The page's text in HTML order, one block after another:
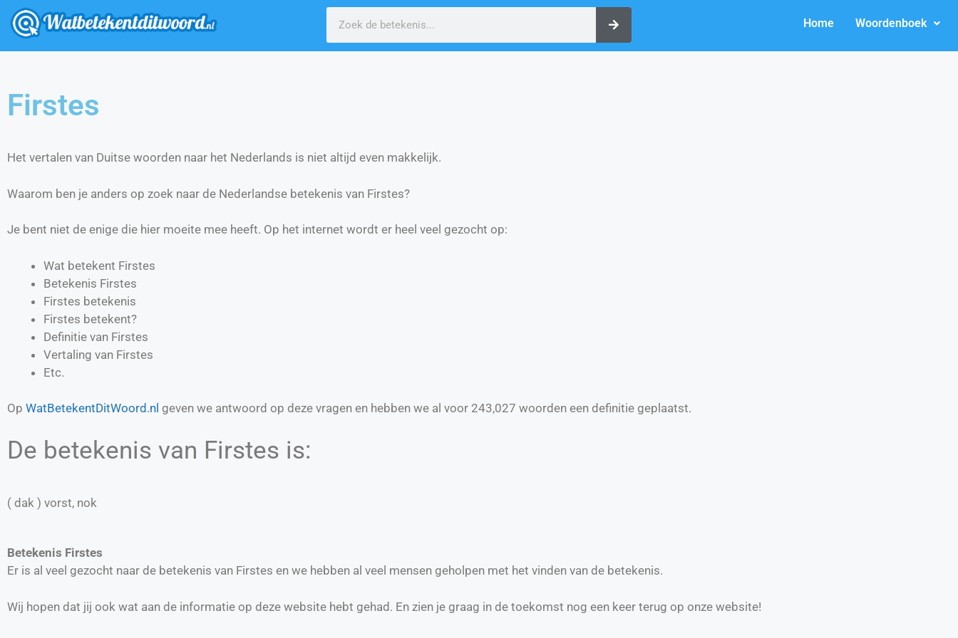
Home Woordenboek
Firstes
Het vertalen van Duitse woorden naar het Nederlands is niet altijd even makkelijk.
Waarom ben je anders op zoek naar de Nederlandse betekenis van Firstes?
Je bent niet de enige die hier moeite mee heeft. Op het internet wordt er heel veel gezocht op:
Wat betekent Firstes
Betekenis Firstes
Firstes betekenis
Firstes betekent?
Definitie van Firstes
Vertaling van Firstes
Etc.
Op WatBetekentDitWoord.nl geven we antwoord op deze vragen en hebben we al voor 243,027 woorden een definitie geplaatst.
De betekenis van Firstes is:
( dak ) vorst, nok
Betekenis Firstes
Er is al veel gezocht naar de betekenis van Firstes en we hebben al veel mensen geholpen met het vinden van de betekenis.
Wij hopen dat jij ook wat aan de informatie op deze website hebt gehad. En zien je graag in de toekomst nog een keer terug op onze website!